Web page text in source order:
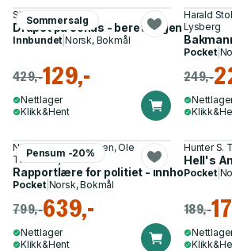
Sommersalg
Stein Morten Lier
Drapet på Jonas - beretningen om et
Innbundet |Norsk, Bokmål
429,-129,-
Nettlager
Klikk&Hent
Harald
Lysberg
Pocket|
249,-
Pensum -20%
Nils Petter Michaelsen, Ole
Thomas Bjerknes
Rapportlære for politiet - innhold, regler
Pocket| Norsk, Bokmål
799,-639,-
Nettlager
Klikk&Hent
Hunter S.
Hell's
Pocket|
189,-